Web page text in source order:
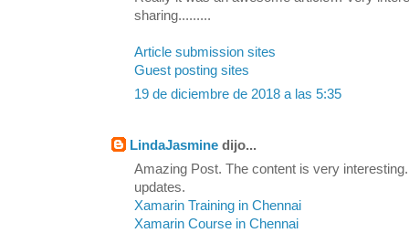
sharing.........
Article submission sites
Guest posting sites
19 de diciembre de 2018 a las 5:35
LindaJasmine dijo...
Amazing Post. The content is very
updates.
Xamarin Training in Chennai
Xamarin Course in Chennai